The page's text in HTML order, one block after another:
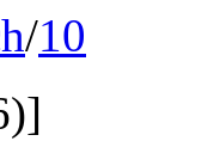
/10